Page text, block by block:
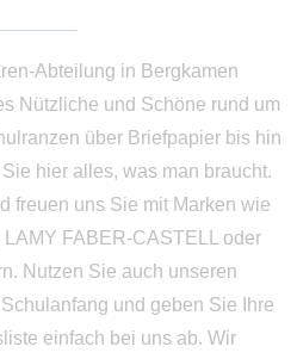
Abteilung in Bergkamen
Nützliche und Schöne rund um
über Briefpapier bis hin
hier alles, was man braucht.
freuen uns Sie mit Marken wie
FABER-CASTELL oder
Nutzen Sie auch unseren
und geben Sie Ihre
einfach bei uns ab. Wir